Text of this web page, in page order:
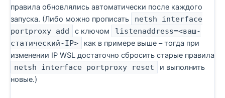
правила обновлялись автоматически после каждого
запуска. (Либо можно прописать
netsh interface
portproxy add
с ключом
listenaddress=<ваш-
статический-IP>
как в примере выше – тогда при
изменении IP WSL достаточно сбросить старые правила
netsh interface portproxy reset
и выполнить
новые.)